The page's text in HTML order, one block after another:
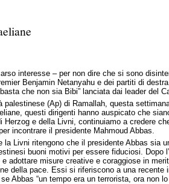
interesse – per non dire che si sono
Benjamin Netanyahu e dei partiti di
che non sia Bibi” lanciata dai leader del
palestinese (Ap) di Ramallah, questa
questi dirigenti hanno auspicato che
e della Livni, continuiamo a credere
incontrare il presidente Mahmoud Abbas.
la Livni ritengono che il presidente Abbas sia
buoni motivi per essere fiduciosi. Dopo
adottare misure creative e coraggiose in
della pace. Essi si riferiscono a una
Abbas “un tempo era un terrorista, ora non lo